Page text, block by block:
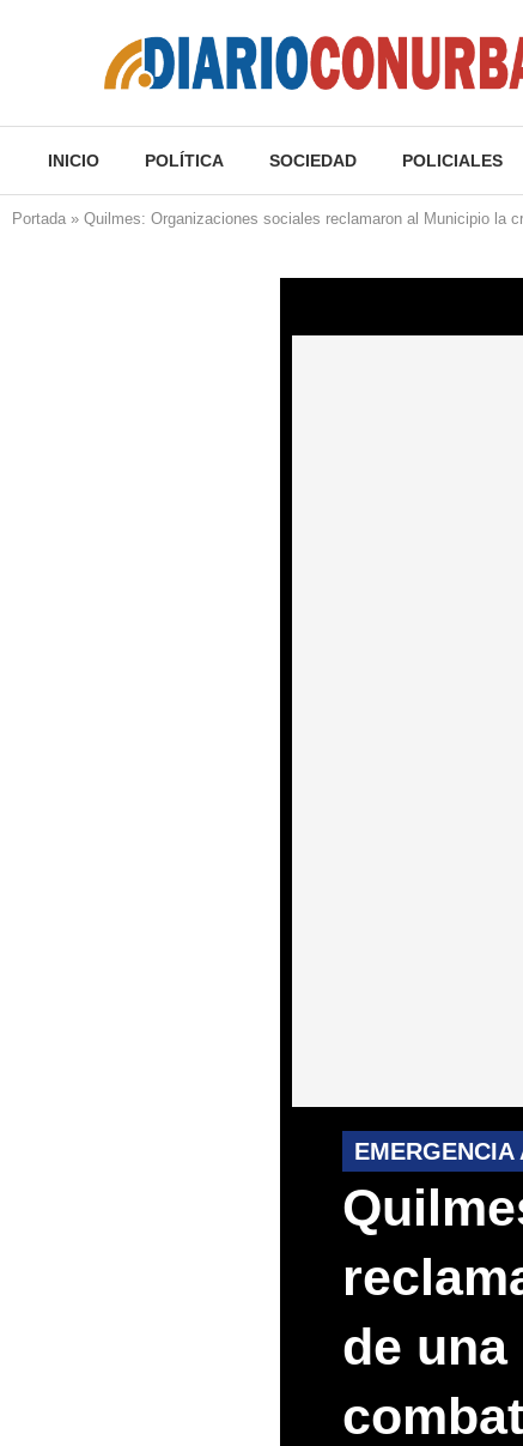
INICIO POLÍTICA SOCIEDAD POLICIALES
Portada » Quilmes: Organizaciones sociales reclamaron al Municipio la
de